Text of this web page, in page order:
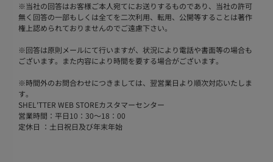
※当社の回答はお客様ご本人宛てにお送りするものであり、当社の許可
無く回答の一部もしくは全てを二次利用、転用、公開等することは著作
権上認められておりませんのでご遠慮下さい。
※回答は原則メールにて行いますが、状況により電話や書面等の場合も
ございます。また内容により時間を要する場合がございます。
※時間外のお問合わせにつきましては、翌営業日より順次対応いたしま
す。
SHEL'TTER WEB STOREカスタマーセンター
営業時間：平日10：30～18：00
定休日 ：土日祝日及び年末年始